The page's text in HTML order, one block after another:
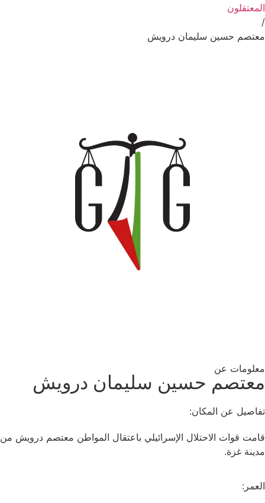
المعتقلون
/
معتصم حسين سليمان درويش
معلومات عن
معتصم حسين سليمان درويش
تفاصيل عن المكان:
قامت قوات الاحتلال الإسرائيلي باعتقال المواطن معتصم درويش من
مدينة غزة.
العمر: